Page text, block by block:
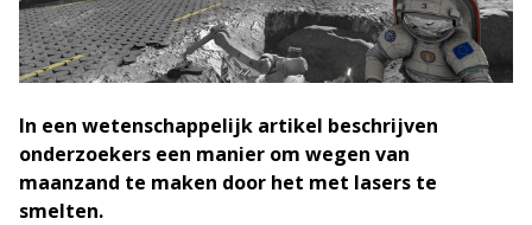
In een wetenschappelijk artikel beschrijven
onderzoekers een manier om wegen van
maanzand te maken door het met lasers te
smelten.